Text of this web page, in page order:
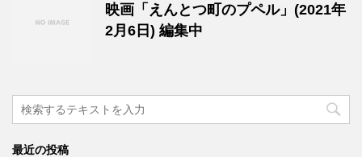
映画「えんとつ町のプペル」(2021年
2月6日) 編集中
最近の投稿